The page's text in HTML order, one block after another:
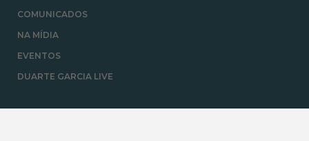
COMUNICADOS
NA MÍDIA
EVENTOS
DUARTE GARCIA LIVE